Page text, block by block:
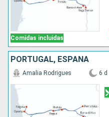
Comidas incluidas
PORTUGAL, ESPAÑA
Amalia Rodrigues 6 d